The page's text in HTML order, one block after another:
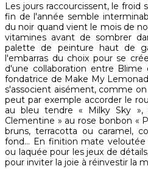
Les jours raccourcissent, le froid
fin de l'année semble
du noir quand vient le mois de
vitamines avant de sombrer
palette de peinture haut de
l'embarras du choix pour se
d'une collaboration entre
fondatrice de Make My
s'associent aisément, comme
peut par exemple accorder le
au bleu tendre « Milky Sky »,
Clementine » au rose bonbon «
bruns, terracotta ou caramel,
fond… En finition mate
ou laquée pour les jeux de
pour inviter la joie à réinvestir la